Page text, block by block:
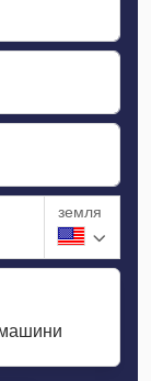
земля
машини